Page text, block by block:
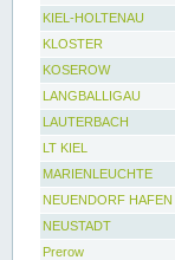
KIEL-HOLTENAU
KLOSTER
KOSEROW
LANGBALLIGAU
LAUTERBACH
LT KIEL
MARIENLEUCHTE
NEUENDORF HAFEN
NEUSTADT
Prerow